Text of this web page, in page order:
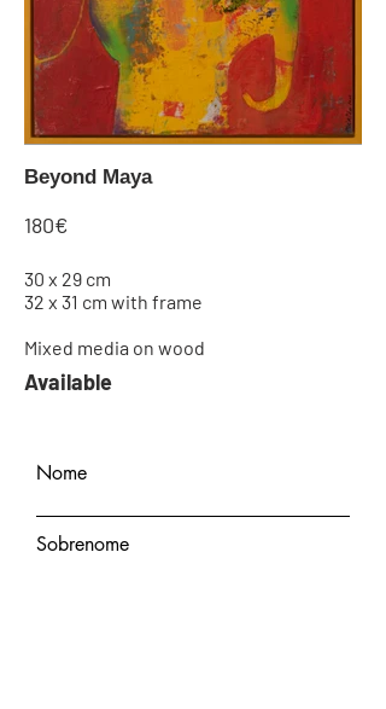
Beyond Maya
180€
30 x 29 cm
32 x 31 cm with frame
Mixed media on wood
Available
Nome
Sobrenome